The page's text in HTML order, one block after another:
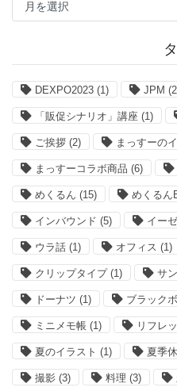
記
DEXPO2023 (1) JPM
「販促シナリオ」講座 (1)
ご挨拶 (2) まっすーの
まっすーコラボ商品 (6)
めくるん (15) めくるん
インバウンド (5) イー
ウラ話 (1) オフィス (1)
クリップタイプ(1) サ
ドーナツ (1) ブラック
ミニメモ帳 (1) リフレ
夏のイラスト (1) 夏季
撮影 (3) 料理 (3)